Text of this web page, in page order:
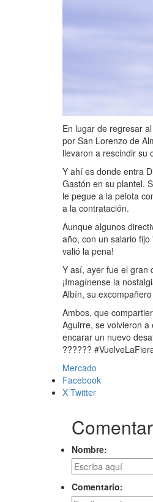
En lugar de regresar
por San Lorenzo de
llevaron a rescindir su
Y ahí es donde entra
Gastón en su plantel.
le pegue a la pelota
a la contratación.
Aunque algunos
año, con un salario
valió la pena!
Y así, ayer fue el gran
¡Imagínense la
Albín, su
Ambos, que
Aguirre, se volvieron a
encarar un nuevo
??????
Mercado
Facebook
X Twitter
Nombre:
Comentario: